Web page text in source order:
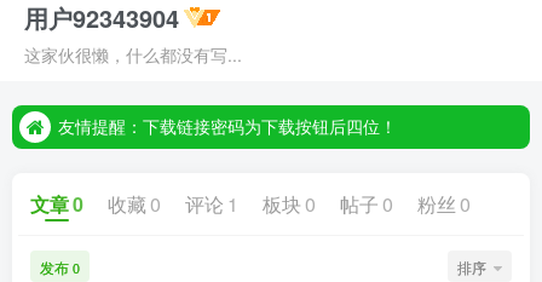
用户92343904
这家伙很懒，什么都没有写...
友情提醒：下载链接密码为下载按钮后四位！
友情提醒：下载链接密码为下载按钮后四位！
文章0 收藏 0 评论 1 板块 0 帖子 0 粉丝 0
发布 0 排序